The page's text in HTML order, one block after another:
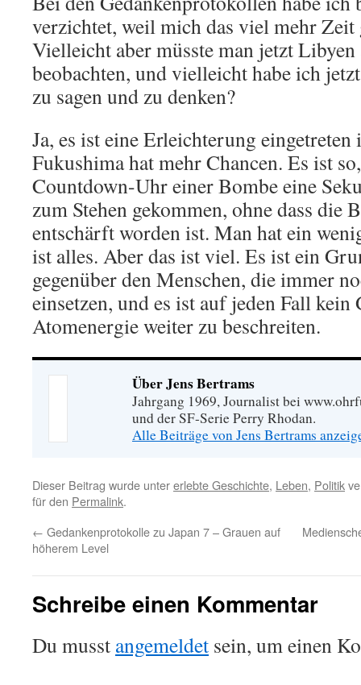
verzichtet, weil mich das viel mehr Zeit
Vielleicht aber müsste man jetzt Libyen
beobachten, und vielleicht habe ich
zu sagen und zu denken?
Ja, es ist eine Erleichterung
Fukushima hat mehr Chancen. Es ist
Countdown-Uhr einer Bombe eine
zum Stehen gekommen, ohne dass die
entschärft worden ist. Man hat ein
ist alles. Aber das ist viel. Es ist ein
gegenüber den Menschen, die immer
einsetzen, und es ist auf jeden Fall kein
Atomenergie weiter zu beschreiten.
Über Jens Bertrams
Jahrgang 1969, Journalist bei
und der SF-Serie Perry Rhodan.
Alle Beiträge von Jens Bertrams
Dieser Beitrag wurde untererlebte Geschichte, Leben, Politik
für den Permalink.
← Gedankenprotokolle zu Japan 7 – Grauen auf
höherem Level
Schreibe einen Kommentar
Du musst angemeldet sein, um einen